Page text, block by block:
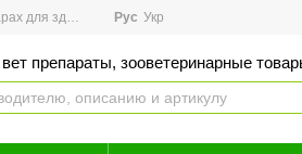
здоровья Новости
Рус Укр
препараты, зооветеринарные